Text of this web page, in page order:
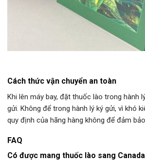
Cách thức vận chuyển an toàn
Khi lên máy bay, đặt thuốc lào trong hành
gửi. Không để trong hành lý ký gửi, vì khó
quy định của hãng hàng không để đảm
FAQ
Có được mang thuốc lào sang